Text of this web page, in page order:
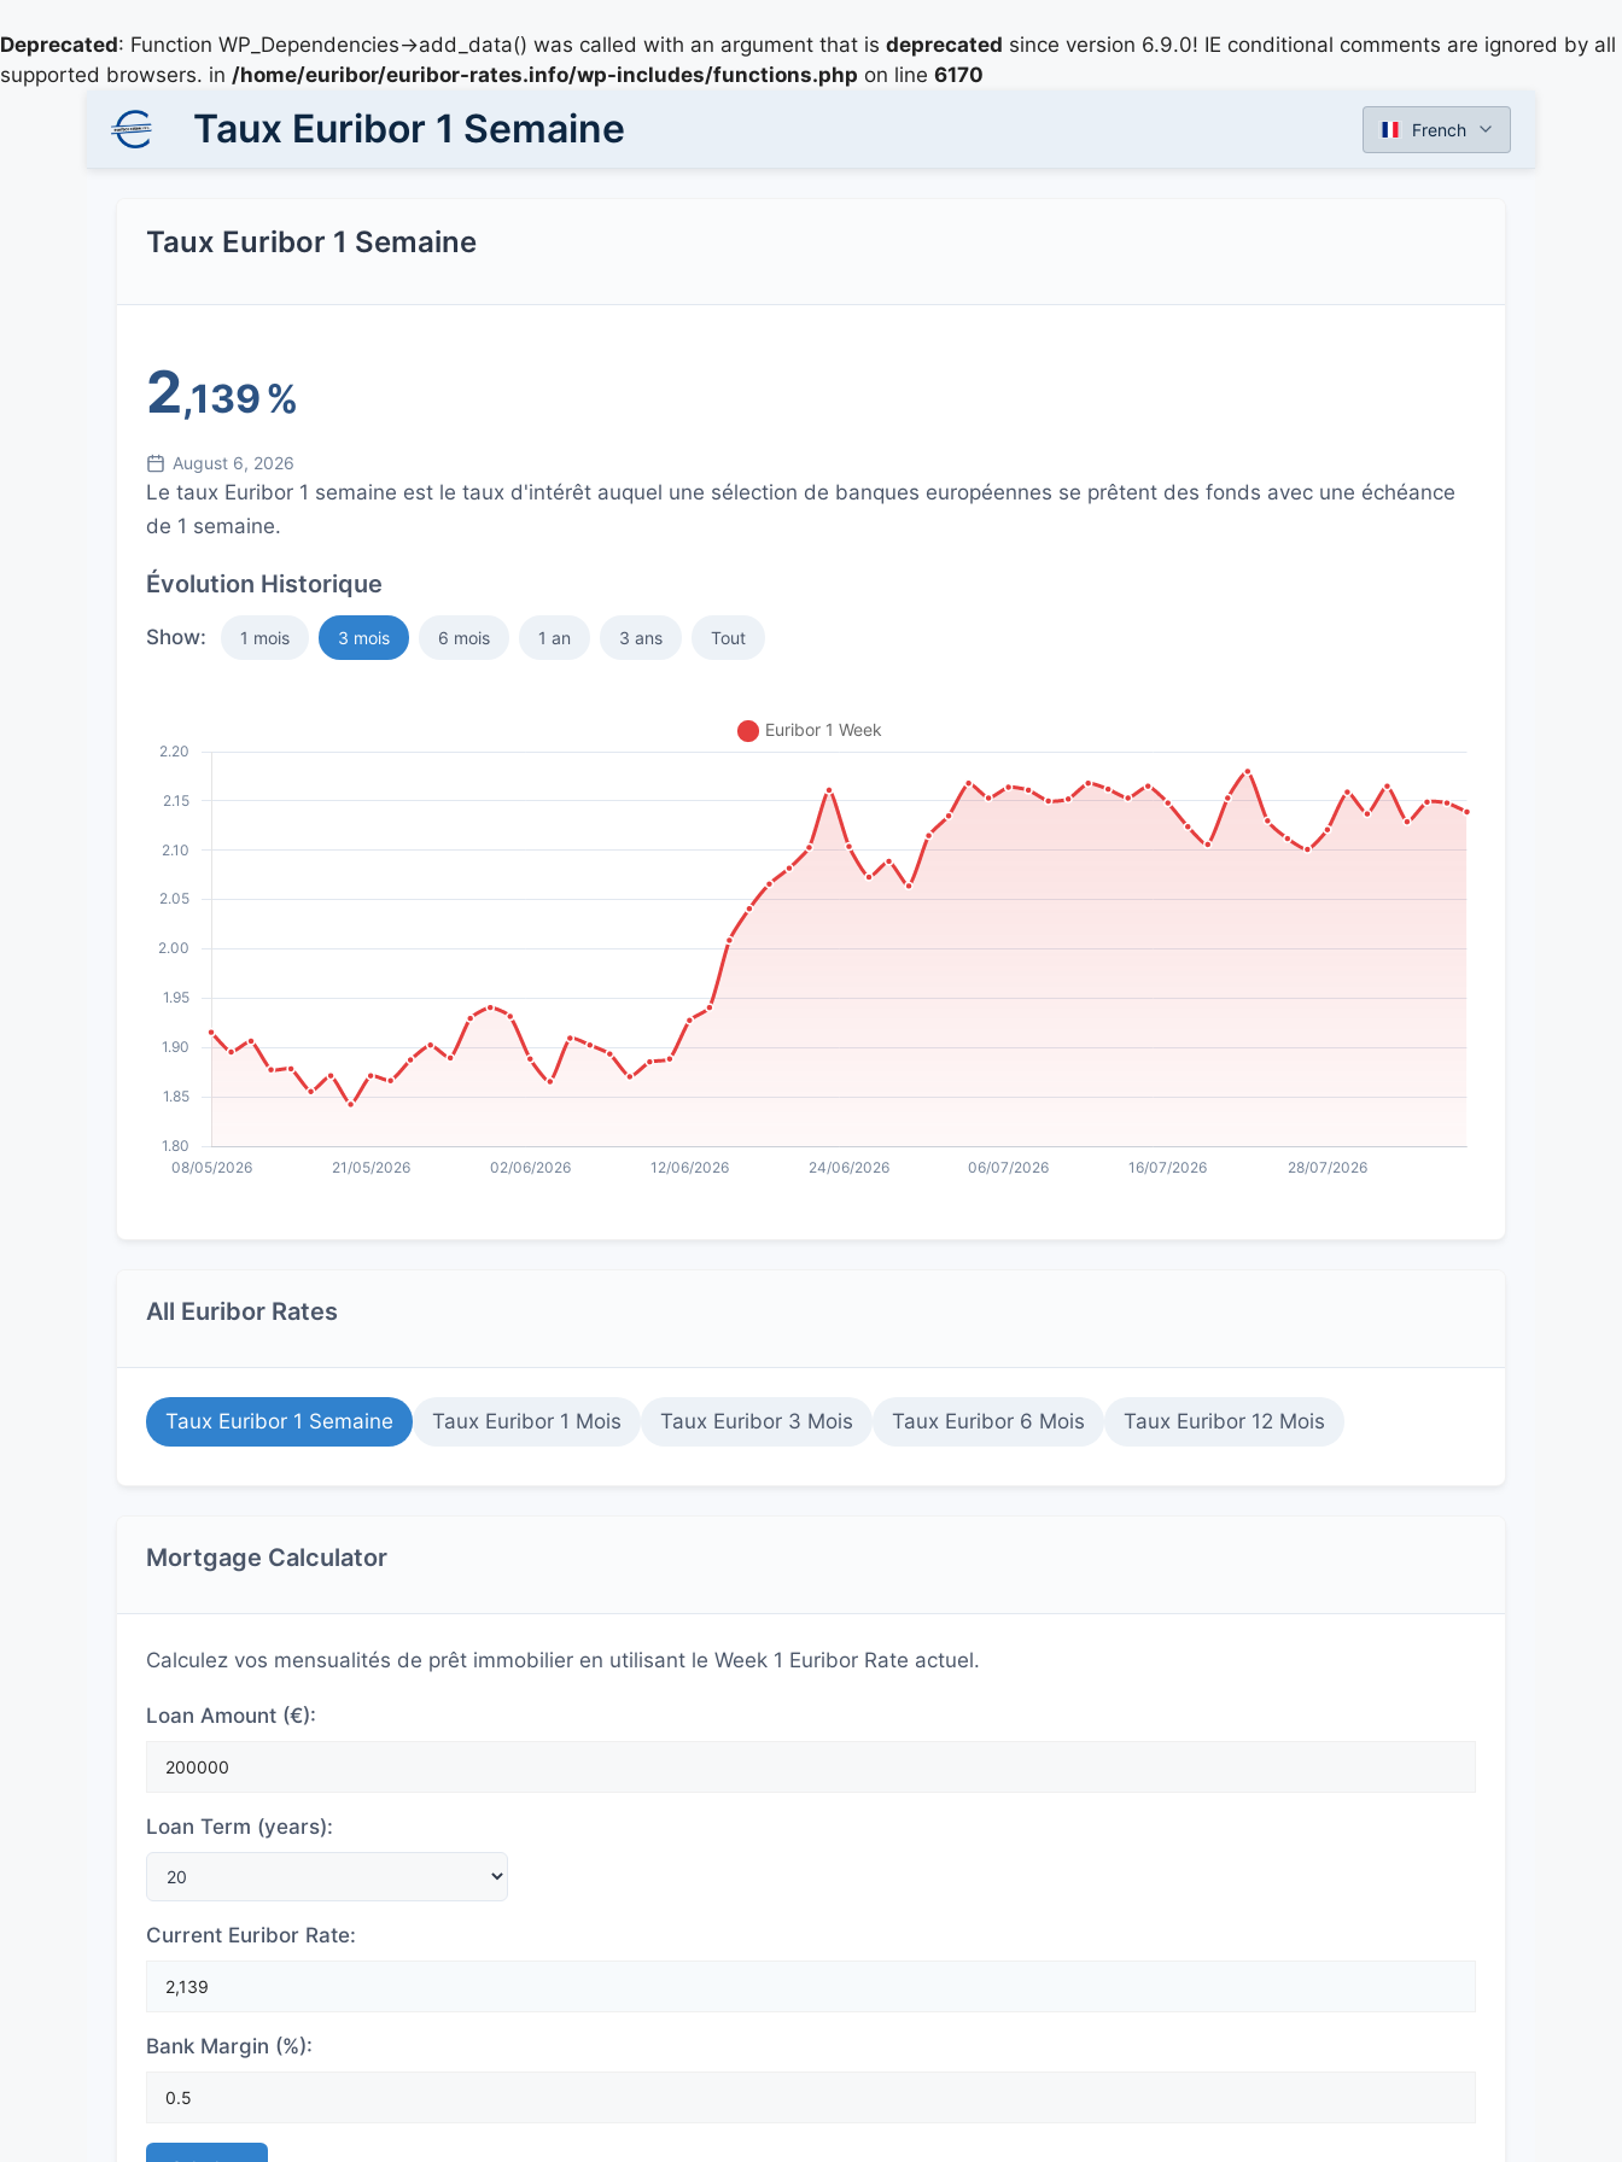
Deprecated: Function WP_Dependencies->add_data() was called with an argument that is deprecated since version 6.9.0! IE conditional comments are ignored by all
supported browsers. in /home/euribor/euribor-rates.info/wp-includes/functions.php on line 6170
Taux Euribor 1 Semaine French
Taux Euribor 1 Semaine
2,139%
August 6, 2026
Le taux Euribor 1 semaine est le taux d'intérêt auquel une sélection de banques européennes se prêtent des fonds avec une échéance
de 1 semaine.
Évolution Historique
Show: 1 mois 3 mois 6 mois 1 an 3 ans Tout
All Euribor Rates
Taux Euribor 1 Semaine Taux Euribor 1 Mois Taux Euribor 3 Mois Taux Euribor 6 Mois Taux Euribor 12 Mois
Mortgage Calculator
Calculez vos mensualités de prêt immobilier en utilisant le Week 1 Euribor Rate actuel.
Loan Amount (€):
Loan Term (years):
Current Euribor Rate:
Bank Margin (%):